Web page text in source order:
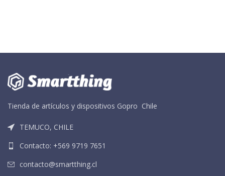
Tienda de artículos y dispositivos Gopro Chile
TEMUCO, CHILE
Contacto: +569 9719 7651
contacto@smartthing.cl